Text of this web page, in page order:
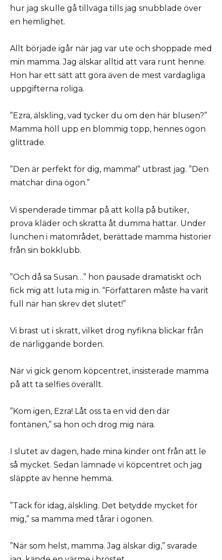
hur jag skulle gå tillväga tills jag snubblade över
en hemlighet.
Allt började igår när jag var ute och shoppade med
min mamma. Jag älskar alltid att vara runt henne.
Hon har ett sätt att göra även de mest vardagliga
uppgifterna roliga.
”Ezra, älskling, vad tycker du om den här blusen?”
Mamma höll upp en blommig topp, hennes ögon
glittrade.
”Den är perfekt för dig, mamma!” utbrast jag. ”Den
matchar dina ögon.”
Vi spenderade timmar på att kolla på butiker,
prova kläder och skratta åt dumma hattar. Under
lunchen i matområdet, berättade mamma historier
från sin bokklubb.
”Och då sa Susan…” hon pausade dramatiskt och
fick mig att luta mig in. “Författaren måste ha varit
full när han skrev det slutet!”
Vi brast ut i skratt, vilket drog nyfikna blickar från
de närliggande borden.
När vi gick genom köpcentret, insisterade mamma
på att ta selfies överallt.
”Kom igen, Ezra! Låt oss ta en vid den där
fontänen,” sa hon och drog mig nära.
I slutet av dagen, hade mina kinder ont från att le
så mycket. Sedan lämnade vi köpcentret och jag
släppte av henne hemma.
”Tack för idag, älskling. Det betydde mycket för
mig,” sa mamma med tårar i ögonen.
”När som helst, mamma. Jag älskar dig,” svarade